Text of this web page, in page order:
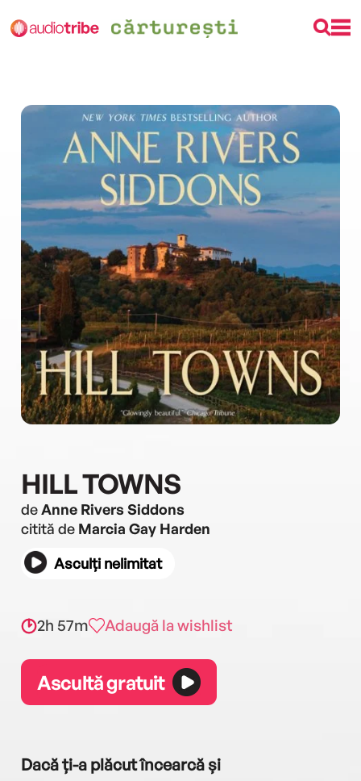
HILL TOWNS
deAnne Rivers Siddons
citită de Marcia Gay Harden
Asculți nelimitat
2h 57m Adaugă la wishlist
Ascultă gratuit
Dacă ți-a plăcut încearcă și